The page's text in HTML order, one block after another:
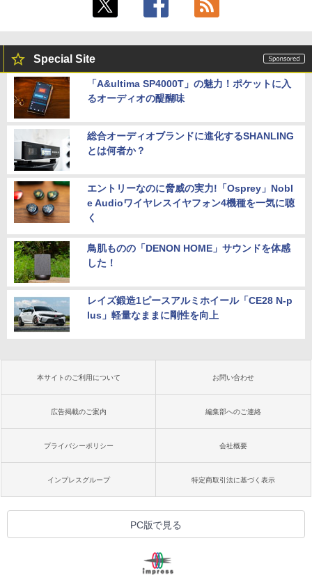
Special Site
「A&ultima SP4000T」の魅力！ポケットに入
るオーディオの醍醐味
総合オーディオブランドに進化するSHANLING
とは何者か？
エントリーなのに脅威の実力!「Osprey」Nobl
e Audioワイヤレスイヤフォン4機種を一気に聴
く
鳥肌ものの「DENON HOME」サウンドを体感
した！
レイズ鍛造1ピースアルミホイール「CE28 N-p
lus」軽量なままに剛性を向上
本サイトのご利用について お問い合わせ
広告掲載のご案内 編集部へのご連絡
プライバシーポリシー 会社概要
インプレスグループ 特定商取引法に基づく表示
PC版で見る